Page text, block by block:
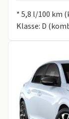
* 5,8 l/100 km
Klasse: D